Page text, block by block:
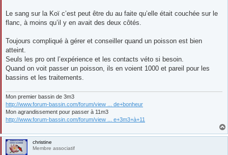
Le sang sur la Koï c’est peut être du au faite qu’elle était couchée sur le
flanc, à moins qu’il y en avait des deux côtés.
Toujours compliqué à gérer et conseiller quand un poisson est bien
atteint.
Seuls les pro ont l’expérience et les contacts véto si besoin.
Quand on voit passer un poisson, ils en voient 1000 et pareil pour les
bassins et les traitements.
Mon premier bassin de 3m3
http://www.forum-bassin.com/forum/view ... de+bonheur
Mon agrandissement pour passer à 11m3
http://www.forum-bassin.com/forum/view ... e+3m3+à+11
christine
Membre associatif